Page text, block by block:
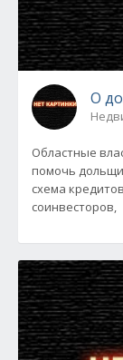
О
Областные
помочь
схема
соинвесторов,